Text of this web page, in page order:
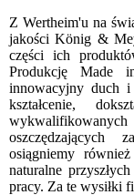
Z Wertheim'u na
jakości König &
części ich
Produkcję Made
innowacyjny duch
kształcenie,
wykwalifikowanych
oszczędzających
osiągniemy
naturalne
pracy. Za te wysiłki